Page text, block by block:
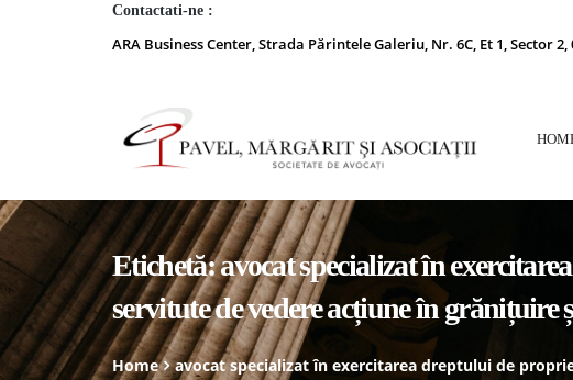
Contactati-ne :
ARA Business Center, Strada Părintele Galeriu, Nr. 6C, Et 1, Sector
Etichetă:avocat specializat în
servitute de vedere acțiune în grănițuire
Home avocat specializat în exercitarea dreptului de